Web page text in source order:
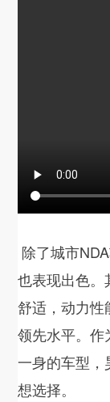
除了城市
也表现出色。
舒适，动力性
领先水平。作
一身的车型，
想选择。